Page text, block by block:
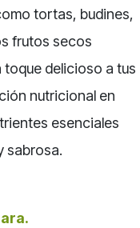
tortas, budines,
frutos secos
delicioso a tus
nutricional en
esenciales
sabrosa.